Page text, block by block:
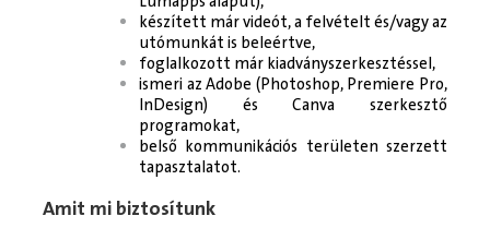
készített már videót, a felvételt és/vagy az
utómunkát is beleértve,
foglalkozott már kiadványszerkesztéssel,
ismeri az Adobe (Photoshop, Premiere Pro,
InDesign) és Canva szerkesztő
programokat,
belső kommunikációs területen szerzett
tapasztalatot.
Amit mi biztosítunk